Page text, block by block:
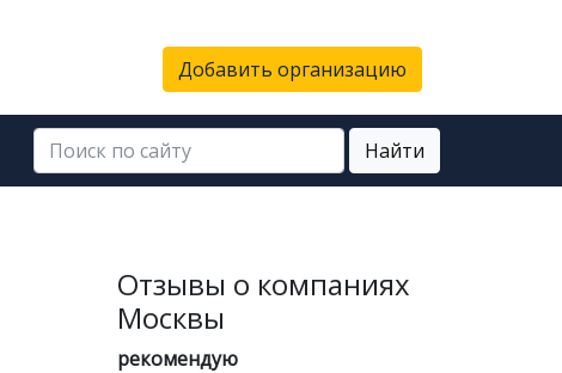
Добавить организацию
Найти
Отзывы о компаниях
Москвы
рекомендую